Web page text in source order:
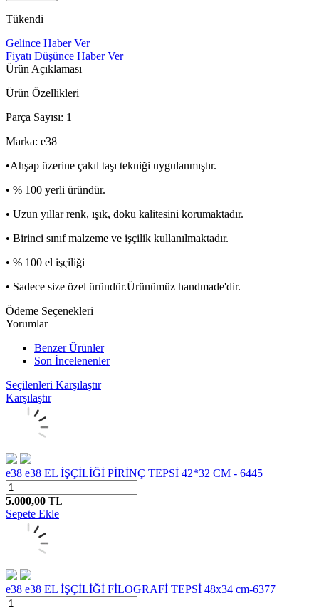
Tükendi
Gelince Haber Ver
Fiyatı Düşünce Haber Ver
Ürün Açıklaması
Ürün Özellikleri
Parça Sayısı: 1
Marka: e38
•Ahşap üzerine çakıl taşı tekniği uygulanmıştır.
• % 100 yerli üründür.
• Uzun yıllar renk, ışık, doku kalitesini korumaktadır.
• Birinci sınıf malzeme ve işçilik kullanılmaktadır.
• % 100 el işçiliği
• Sadece size özel üründür.Ürünümüz handmade'dir.
Ödeme Seçenekleri
Yorumlar
Benzer Ürünler
Son İncelenenler
Seçilenleri Karşılaştır
Karşılaştır
e38 e38 EL İŞÇİLİĞİ PİRİNÇ TEPSİ 42*32 CM - 6445
5.000,00 TL
Sepete Ekle
e38 e38 EL İŞÇİLİĞİ FİLOGRAFİ TEPSİ 48x34 cm-6377